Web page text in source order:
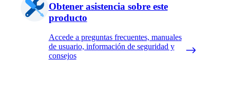
Obtener asistencia sobre este
producto
Accede a preguntas frecuentes, manuales
de usuario, información de seguridad y
consejos